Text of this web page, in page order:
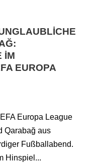
IM
EUROPA
Europa League
Qarabağ aus
Fußballabend.
Hinspiel...